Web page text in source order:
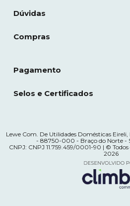
Dúvidas
Compras
Pagamento
Selos e Certificados
Lewe Com. De Utilidades Domésticas Eireli,
- 88750-000 - Braço do Norte -
CNPJ: CNPJ 11.759.459/0001-90 | ©
2026